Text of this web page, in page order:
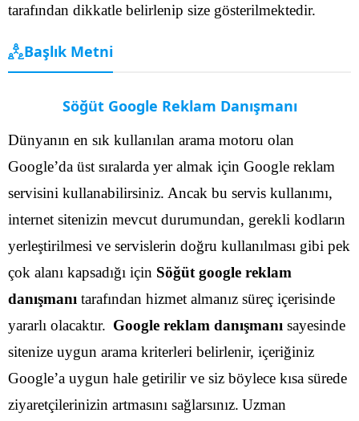
tarafından dikkatle belirlenip size gösterilmektedir.
Başlık Metni
Söğüt Google Reklam Danışmanı
Dünyanın en sık kullanılan arama motoru olan
Google’da üst sıralarda yer almak için Google reklam
servisini kullanabilirsiniz. Ancak bu servis kullanımı,
internet sitenizin mevcut durumundan, gerekli kodların
yerleştirilmesi ve servislerin doğru kullanılması gibi pek
çok alanı kapsadığı için Söğüt google reklam
danışmanı tarafından hizmet almanız süreç içerisinde
yararlı olacaktır. Google reklam danışmanı sayesinde
sitenize uygun arama kriterleri belirlenir, içeriğiniz
Google’a uygun hale getirilir ve siz böylece kısa sürede
ziyaretçilerinizin artmasını sağlarsınız. Uzman